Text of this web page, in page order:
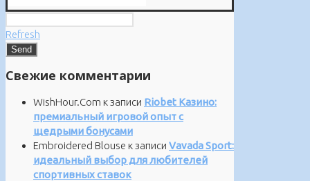
Refresh
Свежие комментарии
WishHour.Com к записи Riobet Казино:
премиальный игровой опыт с
щедрыми бонусами
Embroidered Blouse к записи Vavada Sport:
идеальный выбор для любителей
спортивных ставок